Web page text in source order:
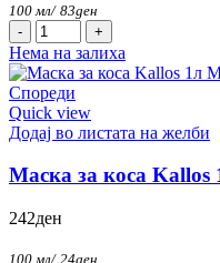
100 мл/ 83ден
Шампон
Здраве
390мл
Актив
со
Кинин
количина
Нема на залиха
Спореди
Quick view
Додај во листата на желби
Маска за коса Kallos
242ден
100 мл/ 24ден